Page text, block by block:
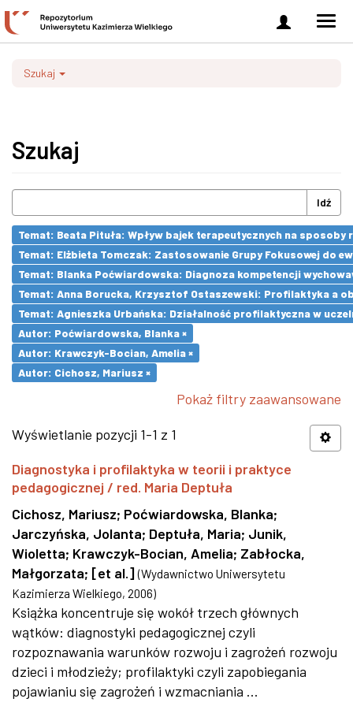
Zaloguj
się
Szukaj
Szukaj
Idź
Temat: Beata Pituła: Wpływ bajek terapeutycznych na
Temat: Elżbieta Tomczak: Zastosowanie Grupy Fokusowej do
Temat: Blanka Poćwiardowska: Diagnoza kompetencji
Temat: Anna Borucka, Krzysztof Ostaszewski: Profilaktyka a
Temat: Agnieszka Urbańska: Działalność profilaktyczna w
Autor: Poćwiardowska, Blanka ×
Autor: Krawczyk-Bocian, Amelia ×
Autor: Cichosz, Mariusz ×
Pokaż filtry zaawansowane
Wyświetlanie pozycji 1-1 z 1
Diagnostyka i profilaktyka w teorii i praktyce
pedagogicznej / red. Maria Deptuła
Cichosz, Mariusz; Poćwiardowska, Blanka;
Jarczyńska, Jolanta; Deptuła, Maria; Junik,
Wioletta; Krawczyk-Bocian, Amelia; Zabłocka,
Małgorzata; [et al.] (Wydawnictwo Uniwersytetu
Kazimierza Wielkiego, 2006)
Książka koncentruje się wokół trzech głównych
wątków: diagnostyki pedagogicznej czyli
rozpoznawania warunków rozwoju i zagrożeń rozwoju
dzieci i młodzieży; profilaktyki czyli zapobiegania
pojawianiu się zagrożeń i wzmacniania ...